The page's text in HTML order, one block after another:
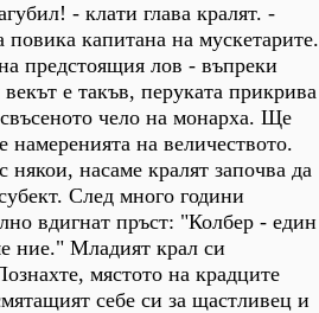
- клати глава кралят. -
капитана на мускетарите.
предстоящия лов - въпреки
е такъв, перуката прикрива
чело на монарха. Ще
намеренията на величеството.
насаме кралят започва да
След много години
вдигнат пръст: "Колбер - един
ние." Младият крал си
мястото на крадците
себе си за щастливец и